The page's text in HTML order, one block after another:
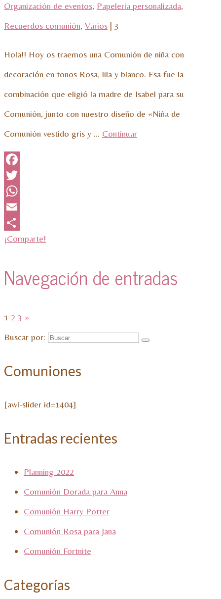
Organización de eventos, Papeleria personalizada,
Recuerdos comunión, Varios | 3
Hola!! Hoy os traemos una Comunión de niña con
decoración en tonos Rosa, lila y blanco. Esa fue la
combinación que eligió la madre de Isabel para su
Comunión, junto con nuestro diseño de «Niña de
Comunión vestido gris y … Continuar
Facebook
Twitter
WhatsApp
Email
¡Comparte!
Navegación de entradas
1 2 3 »
Buscar por:
Comuniones
[awl-slider id=1404]
Entradas recientes
Planning 2022
Comunión Dorada para Anna
Comunión Harry Potter
Comunión Rosa para Jana
Comunión Fortnite
Categorías